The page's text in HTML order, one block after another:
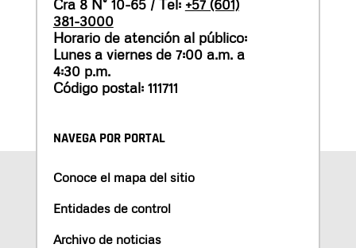
Cra 8 N° 10-65 / Tel: +57 (601)
381-3000
Horario de atención al público:
Lunes a viernes de 7:00 a.m. a
4:30 p.m.
Código postal: 111711
NAVEGA POR PORTAL
Conoce el mapa del sitio
Entidades de control
Archivo de noticias